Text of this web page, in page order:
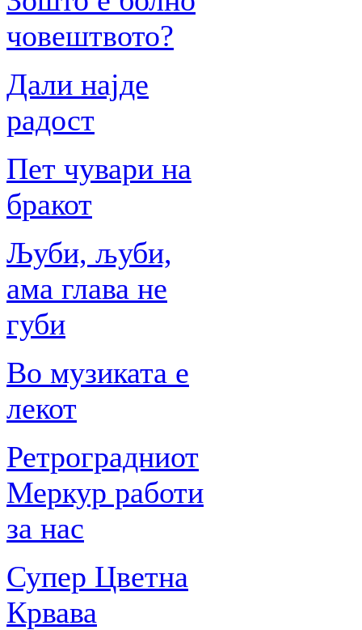
човештвото?
Дали најде
радост
Пет чувари на
бракот
Љуби, љуби,
ама глава не
губи
Во музиката е
лекот
Ретроградниот
Меркур работи
за нас
Супер Цветна
Крвава